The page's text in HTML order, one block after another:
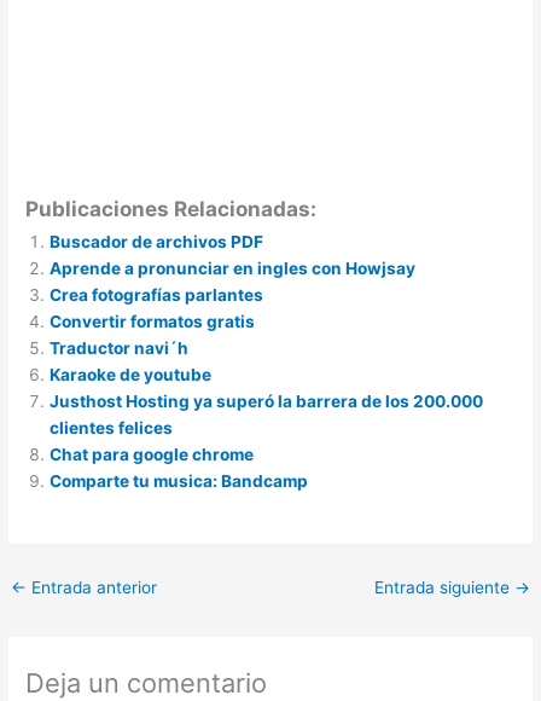
Publicaciones Relacionadas:
Buscador de archivos PDF
Aprende a pronunciar en ingles con Howjsay
Crea fotografías parlantes
Convertir formatos gratis
Traductor navi´h
Karaoke de youtube
Justhost Hosting ya superó la barrera de los 200.000
clientes felices
Chat para google chrome
Comparte tu musica: Bandcamp
← Entrada anterior Entrada siguiente →
Deja un comentario